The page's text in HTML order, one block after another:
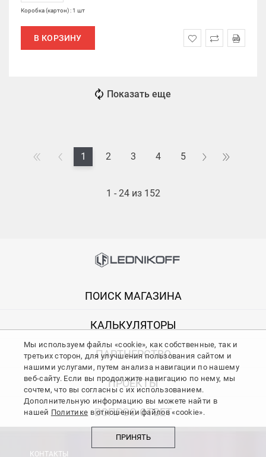
Коробка (картон) : 1 шт
В КОРЗИНУ
Показать еще
1 2 3 4 5
1 - 24 из 152
ПОИСК МАГАЗИНА
КАЛЬКУЛЯТОРЫ
ПАРТНЕРСТВО
ПРОЕКТЫ
ВОПРОС-ОТВЕТ
КОНТАКТЫ
Мы используем файлы «cookie», как собственные, так и
третьих сторон, для улучшения пользования сайтом и
нашими услугами, путем анализа навигации по нашему
веб-сайту. Если вы продолжите навигацию по нему, мы
сочтем, что вы согласны с их использованием.
Дополнительную информацию вы можете найти в
нашей Политике в отношении файлов «cookie».
ПРИНЯТЬ